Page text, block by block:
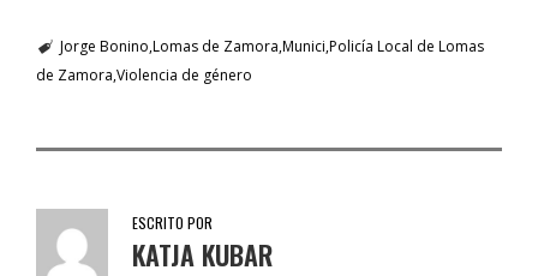
Jorge Bonino Lomas de Zamora Munici Policía Local de Lomas
de Zamora Violencia de género
ESCRITO POR
KATJA KUBAR